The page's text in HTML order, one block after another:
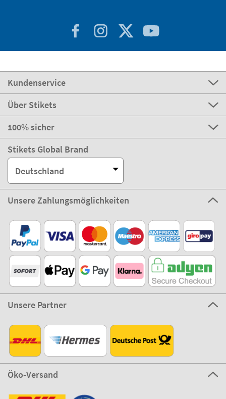
Kundenservice
Über Stikets
100% sicher
Stikets Global Brand
Deutschland
Unsere Zahlungsmöglichkeiten
Unsere Partner
Öko-Versand